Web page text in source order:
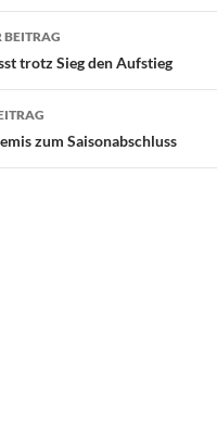
BEITRAG
trotz Sieg den Aufstieg
zum Saisonabschluss